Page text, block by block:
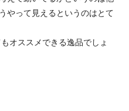
やって見えるというのはとて
オススメできる逸品でしょ